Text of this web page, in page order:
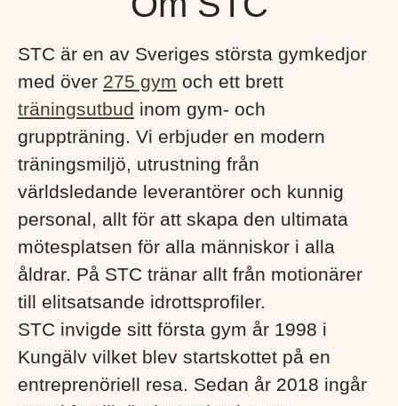
STC är en av Sveriges största gymkedjor
med över 275 gym och ett brett
träningsutbud inom gym- och
gruppträning. Vi erbjuder en modern
träningsmiljö, utrustning från
världsledande leverantörer och kunnig
personal, allt för att skapa den ultimata
mötesplatsen för alla människor i alla
åldrar. På STC tränar allt från motionärer
till elitsatsande idrottsprofiler.
STC invigde sitt första gym år 1998 i
Kungälv vilket blev startskottet på en
entreprenöriell resa. Sedan år 2018 ingår